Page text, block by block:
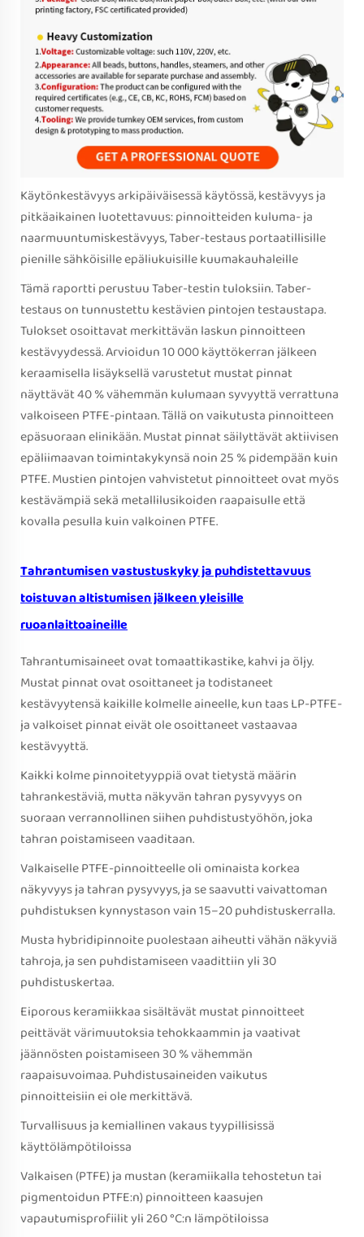
Käytönkestävyys arkipäiväisessä käytössä, kestävyys ja
pitkäaikainen luotettavuus: pinnoitteiden kuluma- ja
naarmuuntumiskestävyys, Taber-testaus portaatillisille
pienille sähköisille epäliukuisille kuumakauhaleille
Tämä raportti perustuu Taber-testin tuloksiin. Taber-
testaus on tunnustettu kestävien pintojen testaustapa.
Tulokset osoittavat merkittävän laskun pinnoitteen
kestävyydessä. Arvioidun 10 000 käyttökerran jälkeen
keraamisella lisäyksellä varustetut mustat pinnat
näyttävät 40 % vähemmän kulumaan syvyyttä verrattuna
valkoiseen PTFE-pintaan. Tällä on vaikutusta pinnoitteen
epäsuoraan elinikään. Mustat pinnat säilyttävät aktiivisen
epäliimaavan toimintakykynsä noin 25 % pidempään kuin
PTFE. Mustien pintojen vahvistetut pinnoitteet ovat myös
kestävämpiä sekä metallilusikoiden raapaisulle että
kovalla pesulla kuin valkoinen PTFE.
Tahrantumisen vastustuskyky ja puhdistettavuus
toistuvan altistumisen jälkeen yleisille
ruoanlaittoaineille
Tahrantumisaineet ovat tomaattikastike, kahvi ja öljy.
Mustat pinnat ovat osoittaneet ja todistaneet
kestävyytensä kaikille kolmelle aineelle, kun taas LP-PTFE-
ja valkoiset pinnat eivät ole osoittaneet vastaavaa
kestävyyttä.
Kaikki kolme pinnoitetyyppiä ovat tietystä määrin
tahrankestäviä, mutta näkyvän tahran pysyvyys on
suoraan verrannollinen siihen puhdistustyöhön, joka
tahran poistamiseen vaaditaan.
Valkaiselle PTFE-pinnoitteelle oli ominaista korkea
näkyvyys ja tahran pysyvyys, ja se saavutti vaivattoman
puhdistuksen kynnystason vain 15–20 puhdistuskerralla.
Musta hybridipinnoite puolestaan aiheutti vähän näkyviä
tahroja, ja sen puhdistamiseen vaadittiin yli 30
puhdistuskertaa.
Eiporous keramiikkaa sisältävät mustat pinnoitteet
peittävät värimuutoksia tehokkaammin ja vaativat
jäännösten poistamiseen 30 % vähemmän
raapaisuvoimaa. Puhdistusaineiden vaikutus
pinnoitteisiin ei ole merkittävä.
Turvallisuus ja kemiallinen vakaus tyypillisissä
käyttölämpötiloissa
Valkaisen (PTFE) ja mustan (keramiikalla tehostetun tai
pigmentoidun PTFE:n) pinnoitteen kaasujen
vapautumisprofiilit yli 260 °C:n lämpötiloissa